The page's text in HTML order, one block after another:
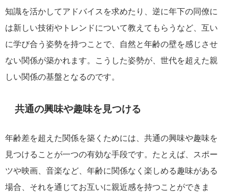
知識を活かしてアドバイスを求めたり、逆に年下の同僚に
は新しい技術やトレンドについて教えてもらうなど、互い
に学び合う姿勢を持つことで、自然と年齢の壁を感じさせ
ない関係が築かれます。こうした姿勢が、世代を超えた親
しい関係の基盤となるのです。
共通の興味や趣味を見つける
年齢差を超えた関係を築くためには、共通の興味や趣味を
見つけることが一つの有効な手段です。たとえば、スポー
ツや映画、音楽など、年齢に関係なく楽しめる趣味がある
場合、それを通じてお互いに親近感を持つことができま